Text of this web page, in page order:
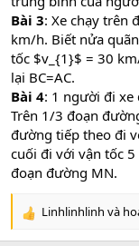
Bài 3: Xe chạy trên
km/h. Biết nửa
tốc $v_{1}$ = 30
lại BC=AC.
Bài 4: 1 người đi xe
Trên 1/3 đoạn
đường tiếp theo đi
cuối đi với vận tốc
đoạn đường MN.
R
Linhlinhlinh và